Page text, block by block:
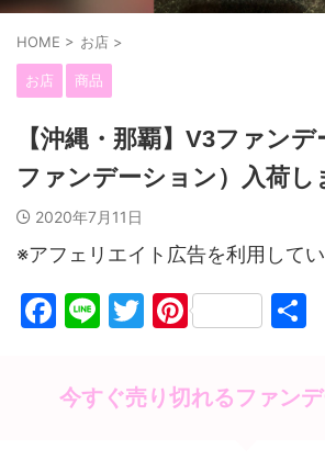
HOME > お店 >
お店 商品
【沖縄・那覇】V3ファン
ファンデーション）入荷し
2020年7月11日
※アフェリエイト広告を利用してい
F
c
e
Li
e
T
itt
er
Pi
er
e
今すぐ売り切れるファンデ